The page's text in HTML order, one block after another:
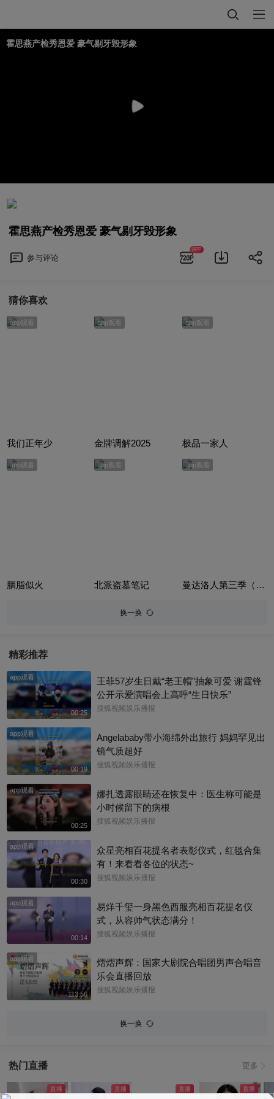
霍思燕产检秀恩爱 豪气剔牙毁形象
霍思燕产检秀恩爱 豪气剔牙毁形象
参与评论
APP
猜你喜欢
app观看
我们正年少
app观看
金牌调解2025
app观看
极品一家人
app观看
胭脂似火
app观看
北派盗墓笔记
app观看
曼达洛人第三季（The Mandalorian Season 3）
换一换
精彩推荐
app观看
00:25
王菲57岁生日戴“老王帽”抽象可爱 谢霆锋
公开示爱演唱会上高呼“生日快乐”
搜狐视频娱乐播报
app观看
00:19
Angelababy带小海绵外出旅行 妈妈罕见出
镜气质超好
搜狐视频娱乐播报
app观看
00:25
娜扎透露眼睛还在恢复中：医生称可能是
小时候留下的病根
搜狐视频娱乐播报
app观看
00:30
众星亮相百花提名者表彰仪式，红毯合集
有！来看看各位的状态~
搜狐视频娱乐播报
app观看
00:14
易烊千玺一身黑色西服亮相百花提名仪
式，从容帅气状态满分！
搜狐视频娱乐播报
app观看
113:56
熠熠声辉：国家大剧院合唱团男声合唱音
乐会直播回放
搜狐视频娱乐播报
换一换
热门直播 更多